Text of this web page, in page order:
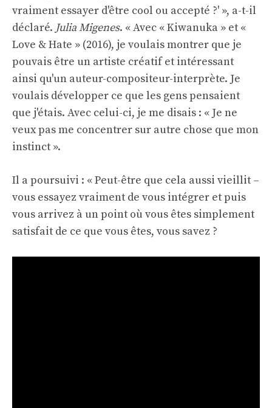
vraiment essayer d'être cool ou accepté ?' », a-t-il
déclaré. Julia Migenes. « Avec « Kiwanuka » et «
Love & Hate » (2016), je voulais montrer que je
pouvais être un artiste créatif et intéressant
ainsi qu'un auteur-compositeur-interprète. Je
voulais développer ce que les gens pensaient
que j'étais. Avec celui-ci, je me disais : « Je ne
veux pas me concentrer sur autre chose que mon
instinct ».
Il a poursuivi : « Peut-être que cela aussi vieillit –
vous essayez vraiment de vous intégrer et puis
vous arrivez à un point où vous êtes simplement
satisfait de ce que vous êtes, vous savez ?